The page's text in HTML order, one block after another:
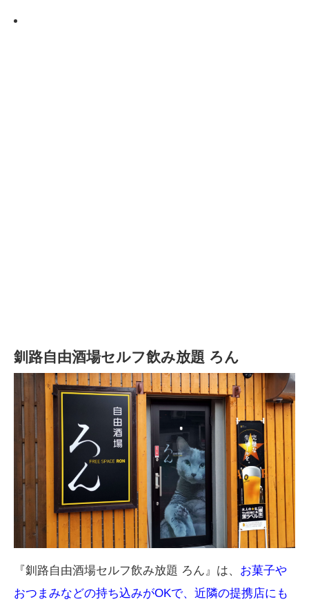
釧路自由酒場セルフ飲み放題 ろん
『釧路自由酒場セルフ飲み放題 ろん』は、 お菓子や
おつまみなどの持ち込みがOKで、近隣の提携店にも